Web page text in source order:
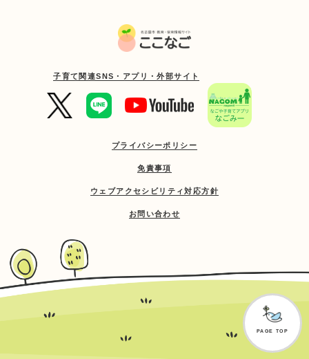
PAGE TOP
子育て関連SNS・アプリ・外部サイト
プライバシーポリシー
免責事項
ウェブアクセシビリティ対応方針
お問い合わせ